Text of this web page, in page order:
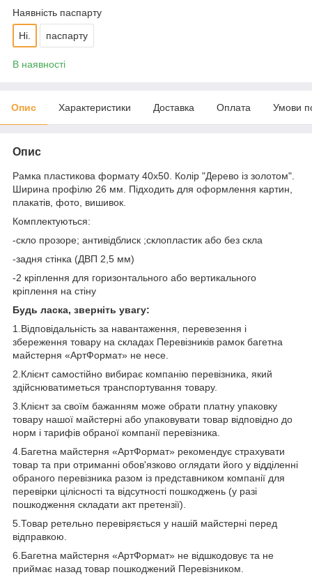
Наявність паспарту
Ні. паспарту
В наявності
Опис Характеристики Доставка Оплата Умови
Опис
Рамка пластикова формату 40х50. Колір "Дерево із золотом".
Ширина профілю 26 мм. Підходить для оформлення картин,
плакатів, фото, вишивок.
Комплектуються:
-скло прозоре; антивідблиск ;склопластик або без скла
-задня стінка (ДВП 2,5 мм)
-2 кріплення для горизонтального або вертикального
кріплення на стіну
Будь ласка, зверніть увагу:
1.Відповідальність за навантаження, перевезення і
збереження товару на складах Перевізників рамок багетна
майстерня «АртФормат» не несе.
2.Клієнт самостійно вибирає компанію перевізника, який
здійснюватиметься транспортування товару.
3.Клієнт за своїм бажанням може обрати платну упаковку
товару нашої майстерні або упаковувати товар відповідно до
норм і тарифів обраної компанії перевізника.
4.Багетна майстерня «АртФормат» рекомендує страхувати
товар та при отриманні обов'язково оглядати його у відділенні
обраного перевізника разом із представником компанії для
перевірки цілісності та відсутності пошкоджень (у разі
пошкодження складати акт претензії).
5.Товар ретельно перевіряється у нашій майстерні перед
відправкою.
6.Багетна майстерня «АртФормат» не відшкодовує та не
приймає назад товар пошкоджений Перевізником.